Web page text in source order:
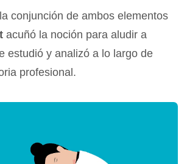
conjunción de ambos elementos
acuñó la noción para aludir a
estudió y analizó a lo largo de
profesional.